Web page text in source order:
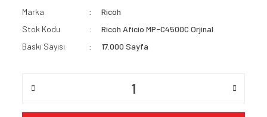
Marka
Ricoh
Stok Kodu
Ricoh Aficio MP-C4500C Orjinal
Baskı Sayısı
17.000 Sayfa